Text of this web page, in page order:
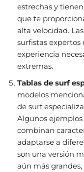
estrechas y
que te
alta velocidad.
surfistas
experiencia
extremas.
Tablas de surf
modelos
de surf
Algunos
combinan
adaptarse a
son una versión
aún más grandes,